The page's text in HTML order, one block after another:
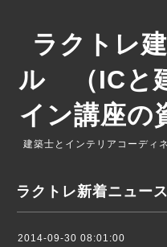
ラクトレ
ル （ICと
イン講座の
建築士とインテリアコーディ
ラクトレ新着ニュース
2014-09-30 08:01:00